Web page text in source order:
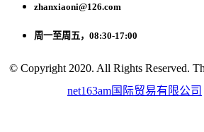
zhanxiaoni@126.com
周一至周五，08:30-17:00
© Copyright 2020. All Rights Reserved.
net163am国际贸易有限公司